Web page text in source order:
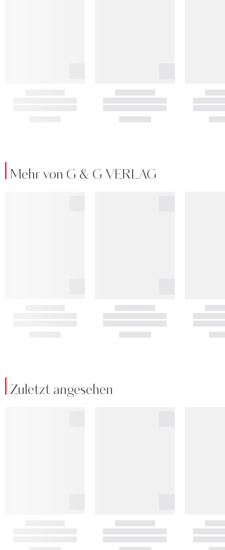
Mehr von G & G VERLAG
Zuletzt angesehen